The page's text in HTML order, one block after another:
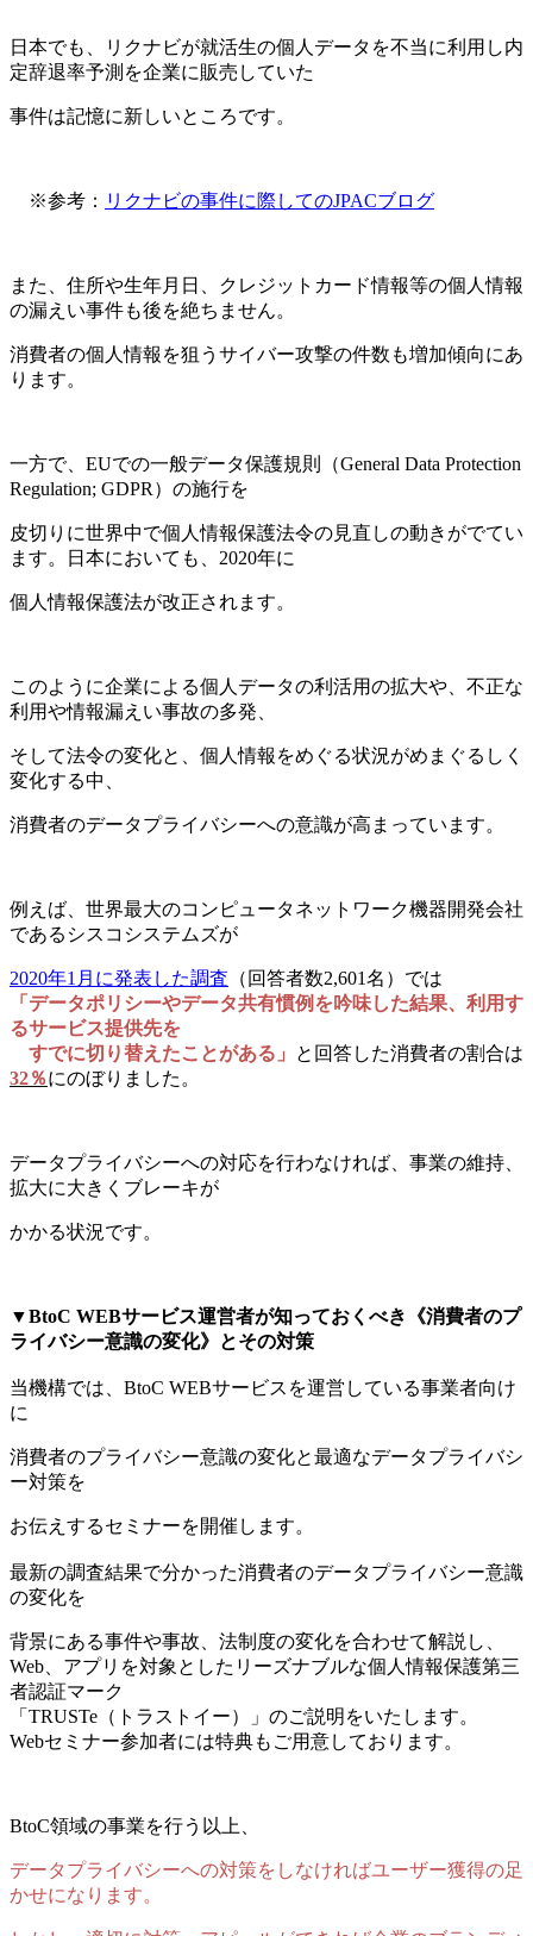
日本でも、
リクナビが就活生の個人データを不当に利用し内
定辞退率予測を企業に販売していた
事件は記憶に新しいところです。
※参考： リクナビの事件に際してのJPACブログ
また、住所や生年月日、クレジットカード情報等の個人情報
の漏えい事件も後を絶ちません。
消費者の個人情報を狙うサイバー攻撃の件数も増加傾向にあ
ります。
一方で、EUでの一般データ保護規則（General Data Protection
Regulation; GDPR）の施行を
皮切りに世界中で個人情報保護法令の見直しの動きがでてい
ます。日本においても、2020年に
個人情報保護法が改正されます。
このように企業による個人データの利活用の拡大や、不正な
利用や情報漏えい事故の多発、
そして法令の変化と、個人情報をめぐる状況がめまぐるしく
変化する中、
消費者のデータプライバシーへの意識が高まっています。
例えば、世界最大のコンピュータネットワーク機器開発会社
であるシスコシステムズが
2020年1月に発表した調査 （回答者数2,601名）では
「データポリシーやデータ共有慣例を吟味した結果、利用す
るサービス提供先を
すでに切り替えたことがある」
と回答した消費者の割合は
32％にのぼりました。
データプライバシーへの対応を行わなければ、事業の維持、
拡大に大きくブレーキが
かかる状況です。
▼BtoC WEBサービス運営者が知っておくべき《消費者のプ
ライバシー意識の変化》とその対策
当機構では、BtoC WEBサービスを運営している事業者向け
に
消費者のプライバシー意識の変化と最適なデータプライバシ
ー対策を
お伝えするセミナーを開催します。
最新の調査結果で分かった消費者のデータプライバシー意識
の変化を
背景にある事件や事故、法制度の変化を合わせて解説し、
Web、アプリを対象としたリーズナブルな個人情報保護第三
者認証マーク
「TRUSTe（トラストイー）」のご説明をいたします。
Webセミナー参加者には特典もご用意しております。
BtoC領域の事業を行う以上、
データプライバシーへの対策をしなければユーザー獲得の足
かせになります。